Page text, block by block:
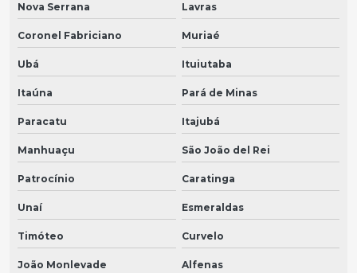
Nova Serrana Lavras
Coronel Fabriciano Muriaé
Ubá Ituiutaba
Itaúna Pará de Minas
Paracatu Itajubá
Manhuaçu São João del Rei
Patrocínio Caratinga
Unaí Esmeraldas
Timóteo Curvelo
João Monlevade Alfenas